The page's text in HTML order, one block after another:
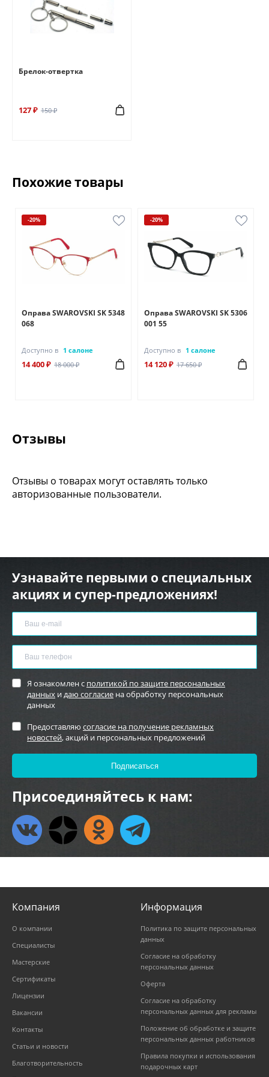
Брелок-отвертка
127 ₽ 150 ₽
Похожие товары
-20%
Оправа SWAROVSKI SK 5348
068
Доступно в 1 салоне
14 400 ₽ 18 000 ₽
-20%
Оправа SWAROVSKI SK 5306
001 55
Доступно в 1 салоне
14 120 ₽ 17 650 ₽
Отзывы
Отзывы о товарах могут оставлять только
авторизованные пользователи.
Узнавайте первыми о специальных
акциях и супер-предложениях!
Я ознакомлен с политикой по защите персональных
данных идаю согласие на обработку персональных
данных
Предоставляю согласие на получение рекламных
новостей, акций и персональных предложений
Присоединяйтесь к нам:
Компания
О компании
Специалисты
Мастерские
Сертификаты
Лицензии
Вакансии
Контакты
Статьи и новости
Благотворительность
Информация
Политика по защите персональных
данных
Согласие на обработку
персональных данных
Оферта
Согласие на обработку
персональных данных для рекламы
Положение об обработке и защите
персональных данных работников
Правила покупки и использования
подарочных карт